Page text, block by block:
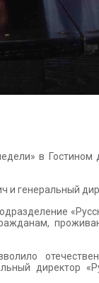
в
генеральный
директор